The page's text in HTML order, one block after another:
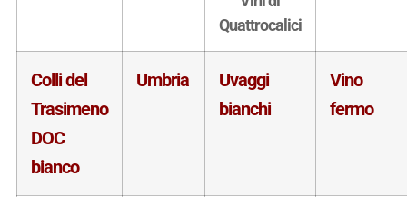
Quattrocalici
Colli del
Trasimeno
DOC
bianco
Umbria
Uvaggi
bianchi
Vino
fermo